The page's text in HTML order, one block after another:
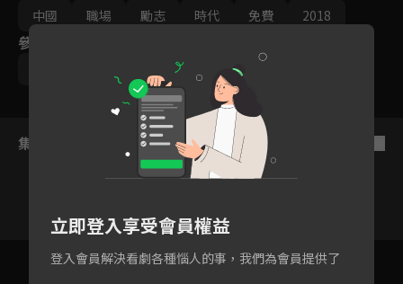
中國
職場 勵志 時代 免費 2018
參與演員
集數列表
27 28 29 30 31
立即登入享受會員權益
登入會員解決看劇各種惱人的事，我們為會員提供了